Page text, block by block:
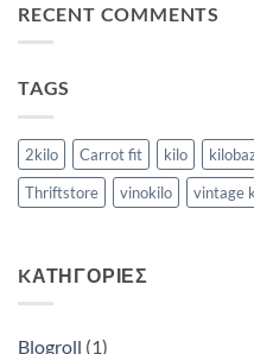
RECENT COMMENTS
TAGS
2kilo Carrot fit kilo
Thriftstore
vinokilo vintage
KΑΤΗΓΟΡΊΕΣ
Blogroll (1)